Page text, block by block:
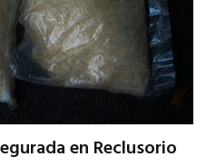
en Reclusorio